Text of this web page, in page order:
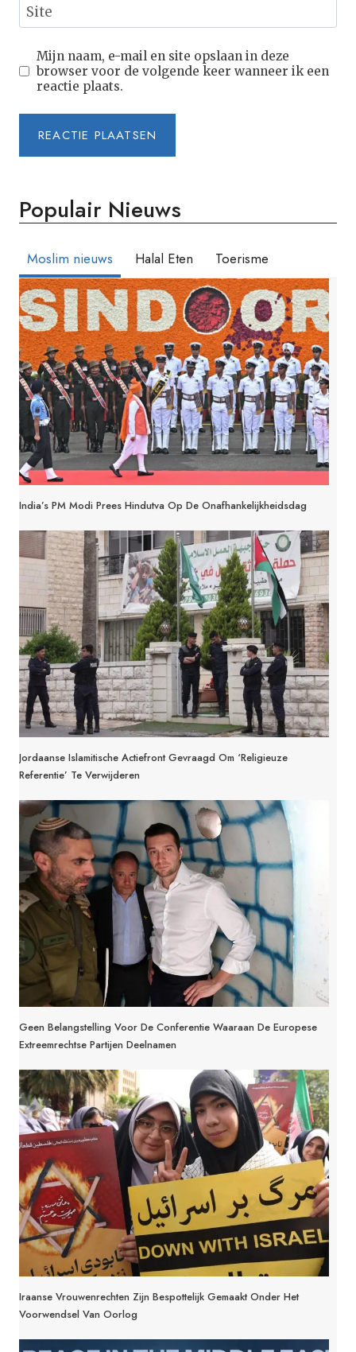
Site
Mijn naam, e-mail en site opslaan in deze
browser voor de volgende keer wanneer ik een
reactie plaats.
Populair Nieuws
Moslim nieuws Halal Eten Toerisme
India’s PM Modi Prees Hindutva Op De Onafhankelijkheidsdag
Jordaanse Islamitische Actiefront Gevraagd Om ‘religieuze
Referentie’ Te Verwijderen
Geen Belangstelling Voor De Conferentie Waaraan De Europese
Extreemrechtse Partijen Deelnamen
Iraanse Vrouwenrechten Zijn Bespottelijk Gemaakt Onder Het
Voorwendsel Van Oorlog